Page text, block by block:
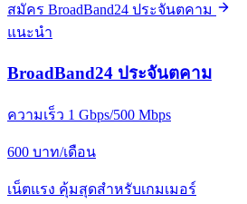
สมัคร BroadBand24 ประจันตคาม
แนะนำ
BroadBand24 ประจันตคาม
ความเร็ว 1 Gbps/500 Mbps
600 บาท/เดือน
เน็ตแรง คุ้มสุดสำหรับเกมเมอร์